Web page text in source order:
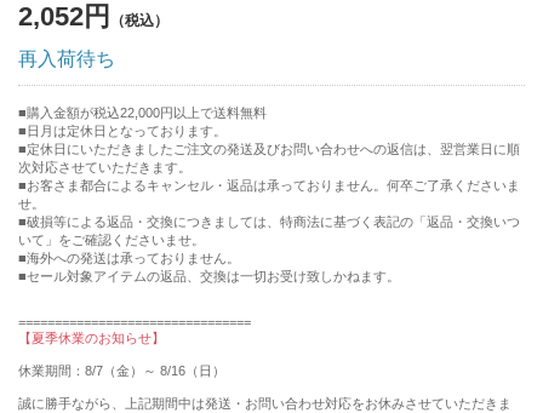
2,052円
再入荷待ち
購入金額が税込22,000円以上で送料無料
日月は定休日となっております。
■定休日にいただきましたご注文の発送及びお問い合わせへの返信は、翌営業日に順
次対応させていただきます。
■お客さま都合によるキャンセル・返品は承っておりません。何卒ご了承くださいま
せ。
■破損等による返品・交換につきましては、特商法に基づく表記の「返品・交換いつ
いて」をご確認くださいませ。
■海外への発送は承っておりません。
■セール対象アイテムの返品、交換は一切お受け致しかねます。
================================
【夏季休業のお知らせ】
休業期間：8/7（金）～ 8/16（日）
誠に勝手ながら、上記期間中は発送・お問い合わせ対応をお休みさせていただきま